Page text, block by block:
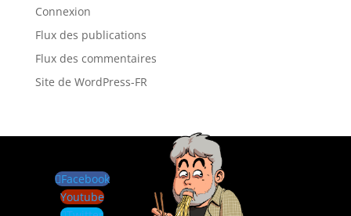
Connexion
Flux des publications
Flux des commentaires
Site de WordPress-FR
Facebook
Youtube